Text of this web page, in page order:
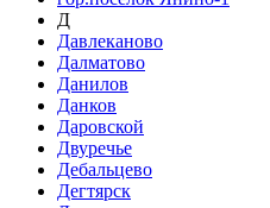
Д
Давлеканово
Далматово
Данилов
Данков
Даровской
Двуречье
Дебальцево
Дегтярск